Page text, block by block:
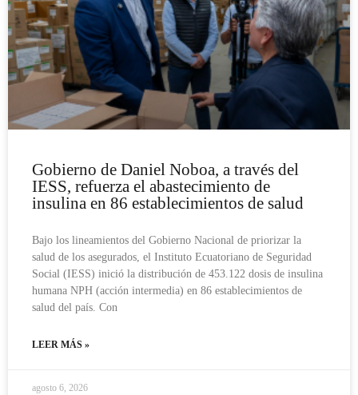
Gobierno de Daniel Noboa, a través del
IESS, refuerza el abastecimiento de
insulina en 86 establecimientos de salud
Bajo los lineamientos del Gobierno Nacional de priorizar la
salud de los asegurados, el Instituto Ecuatoriano de Seguridad
Social (IESS) inició la distribución de 453.122 dosis de insulina
humana NPH (acción intermedia) en 86 establecimientos de
salud del país. Con
LEER MÁS »
agosto 6, 2026